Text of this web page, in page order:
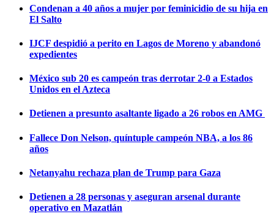
Condenan a 40 años a mujer por feminicidio de su hija en
El Salto
IJCF despidió a perito en Lagos de Moreno y abandonó
expedientes
México sub 20 es campeón tras derrotar 2-0 a Estados
Unidos en el Azteca
Detienen a presunto asaltante ligado a 26 robos en AMG
Fallece Don Nelson, quíntuple campeón NBA, a los 86
años
Netanyahu rechaza plan de Trump para Gaza
Detienen a 28 personas y aseguran arsenal durante
operativo en Mazatlán